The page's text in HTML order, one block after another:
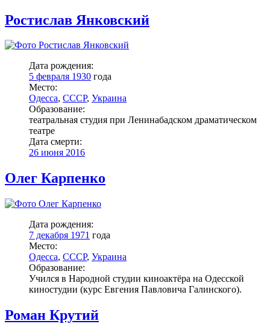
Ростислав Янковский
Дата рождения:
5 февраля 1930 года
Место:
Одесса, СССР, Украина
Образование:
театральная студия при Ленинабадском драматическом
театре
Дата смерти:
26 июня 2016
Олег Карпенко
Дата рождения:
7 декабря 1971 года
Место:
Одесса, СССР, Украина
Образование:
Учился в Народной студии киноактёра на Одесской
киностудии (курс Евгения Павловича Галинского).
Роман Крутий